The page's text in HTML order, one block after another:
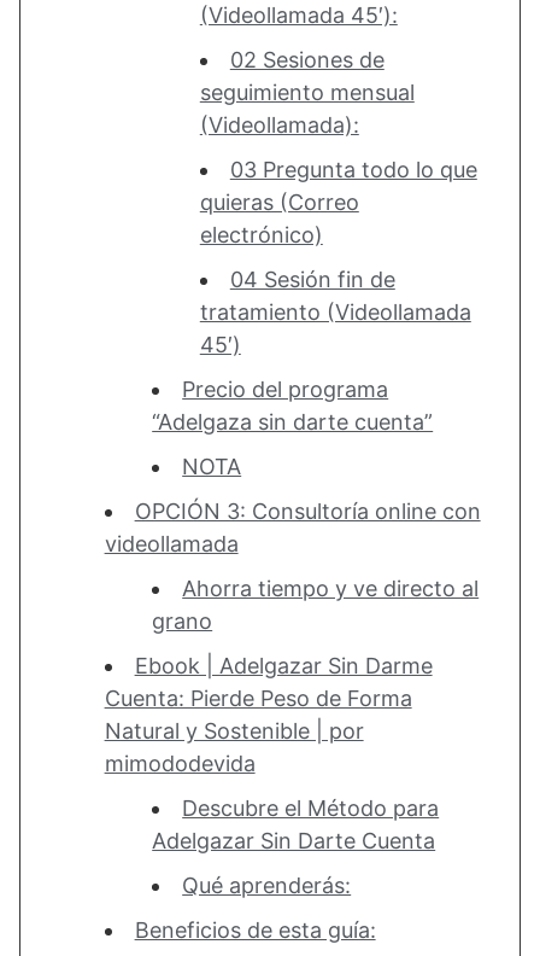
(Videollamada 45′):
02 Sesiones de
seguimiento mensual
(Videollamada):
03 Pregunta todo lo que
quieras (Correo
electrónico)
04 Sesión fin de
tratamiento (Videollamada
45′)
Precio del programa
“Adelgaza sin darte cuenta”
NOTA
OPCIÓN 3: Consultoría online con
videollamada
Ahorra tiempo y ve directo al
grano
Ebook | Adelgazar Sin Darme
Cuenta: Pierde Peso de Forma
Natural y Sostenible | por
mimododevida
Descubre el Método para
Adelgazar Sin Darte Cuenta
Qué aprenderás:
Beneficios de esta guía: